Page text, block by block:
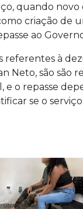
quando novo
criação de
ao
referentes à
Neto, são são
e o repasse
se o